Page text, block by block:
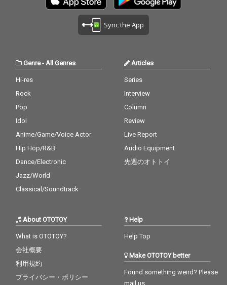
Sync the App
Genre- All Genres
Hi-res
Rock
Pop
Idol
Anime/Game/Voice Actor
Hip Hop/R&B
Dance/Electronic
Jazz/World
Classical/Soundtrack
Articles
Series
Interview
Column
Review
Live Report
Audio Equipment
先週のオトトイ
About OTOTOY
What is OTOTOY?
会社概要
利用規約
プライバシー・ポリシー
Help
Help Top
Make OTOTOY better
Found something weird? Please
mail us